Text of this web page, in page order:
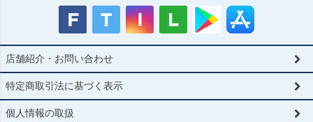
店舗紹介・お問い合わせ
特定商取引法に基づく表示
個人情報の取扱